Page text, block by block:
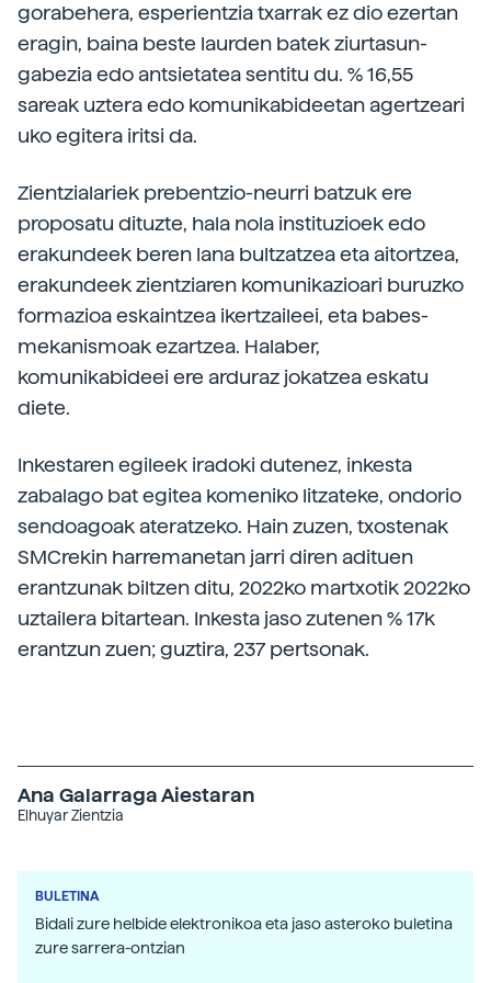
gorabehera, esperientzia txarrak ez dio ezertan
eragin, baina beste laurden batek ziurtasun-
gabezia edo antsietatea sentitu du. % 16,55
sareak uztera edo komunikabideetan agertzeari
uko egitera iritsi da.
Zientzialariek prebentzio-neurri batzuk ere
proposatu dituzte, hala nola instituzioek edo
erakundeek beren lana bultzatzea eta aitortzea,
erakundeek zientziaren komunikazioari buruzko
formazioa eskaintzea ikertzaileei, eta babes-
mekanismoak ezartzea. Halaber,
komunikabideei ere arduraz jokatzea eskatu
diete.
Inkestaren egileek iradoki dutenez, inkesta
zabalago bat egitea komeniko litzateke, ondorio
sendoagoak ateratzeko. Hain zuzen, txostenak
SMCrekin harremanetan jarri diren adituen
erantzunak biltzen ditu, 2022ko martxotik 2022ko
uztailera bitartean. Inkesta jaso zutenen % 17k
erantzun zuen; guztira, 237 pertsonak.
Ana Galarraga Aiestaran
Elhuyar Zientzia
BULETINA
Bidali zure helbide elektronikoa eta jaso asteroko buletina
zure sarrera-ontzian